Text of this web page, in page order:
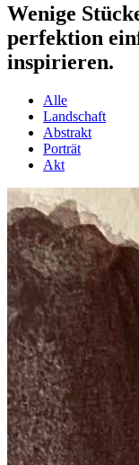
Wenige
perfektion
inspirieren.
Alle
Landschaft
Abstrakt
Porträt
Akt